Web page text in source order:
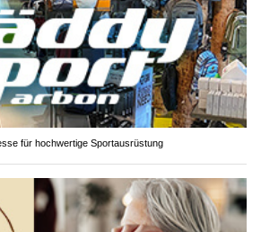
für hochwertige Sportausrüstung